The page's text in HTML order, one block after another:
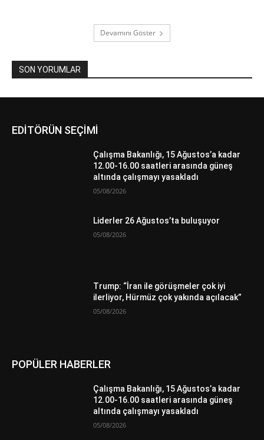
Devamını Göster
SON YORUMLAR
EDİTÖRÜN SEÇİMİ
Çalışma Bakanlığı, 15 Ağustos’a kadar
12.00-16.00 saatleri arasında güneş
altında çalışmayı yasakladı
05/08/2026
Liderler 26 Ağustos’ta buluşuyor
05/08/2026
Trump: “İran ile görüşmeler çok iyi
ilerliyor, Hürmüz çok yakında açılacak”
05/08/2026
POPÜLER HABERLER
Çalışma Bakanlığı, 15 Ağustos’a kadar
12.00-16.00 saatleri arasında güneş
altında çalışmayı yasakladı
05/08/2026